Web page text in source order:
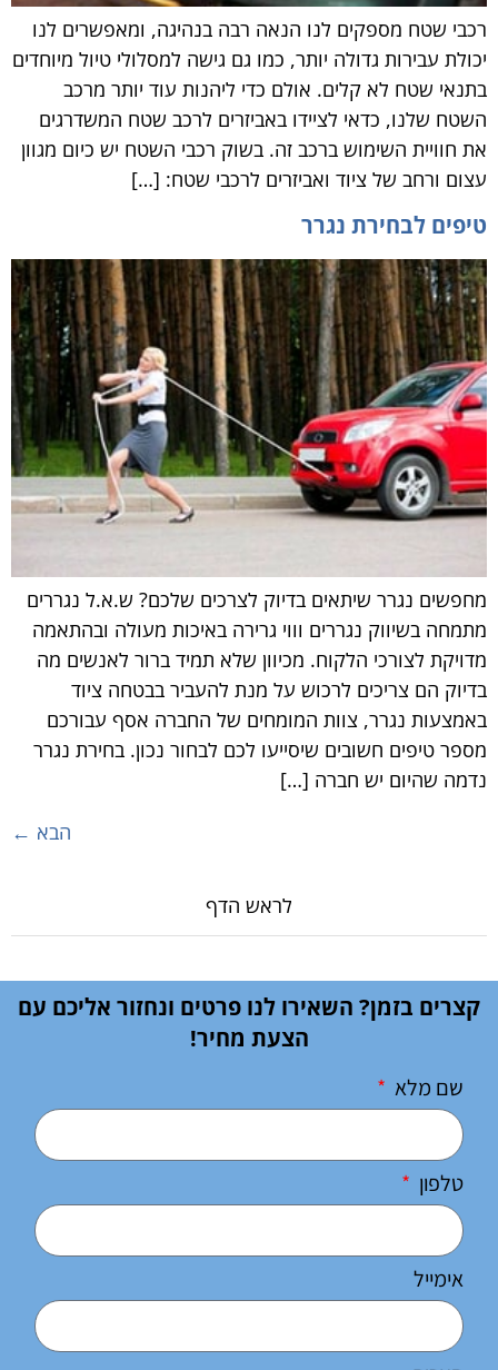
רכבי שטח מספקים לנו הנאה רבה בנהיגה, ומאפשרים לנו
יכולת עבירות גדולה יותר, כמו גם גישה למסלולי טיול מיוחדים
בתנאי שטח לא קלים. אולם כדי ליהנות עוד יותר מרכב
השטח שלנו, כדאי לציידו באביזרים לרכב שטח המשדרגים
את חוויית השימוש ברכב זה. בשוק רכבי השטח יש כיום מגוון
עצום ורחב של ציוד ואביזרים לרכבי שטח: […]
טיפים לבחירת נגרר
מחפשים נגרר שיתאים בדיוק לצרכים שלכם? ש.א.ל נגררים
מתמחה בשיווק נגררים וווי גרירה באיכות מעולה ובהתאמה
מדויקת לצורכי הלקוח. מכיוון שלא תמיד ברור לאנשים מה
בדיוק הם צריכים לרכוש על מנת להעביר בבטחה ציוד
באמצעות נגרר, צוות המומחים של החברה אסף עבורכם
מספר טיפים חשובים שיסייעו לכם לבחור נכון. בחירת נגרר
נדמה שהיום יש חברה […]
הבא ←
לראש הדף
קצרים בזמן? השאירו לנו פרטים ונחזור אליכם עם
הצעת מחיר!
שם מלא
טלפון
אימייל